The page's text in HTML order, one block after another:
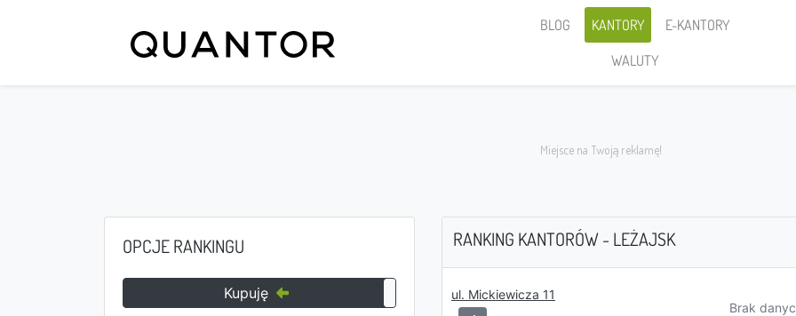
BLOG KANTORY
E-KANTORY
WALUTY
OPCJE RANKINGU
Kupuję Sprzedaję
RANKING KANTORÓW - LEŻAJSK
ul. Mickiewicza 11
Brak